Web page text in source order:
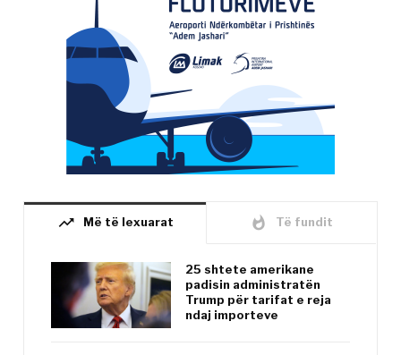
trending_up Më të lexuarat whatshot Të fundit
25 shtete amerikane
padisin administratën
Trump për tarifat e reja
ndaj importeve